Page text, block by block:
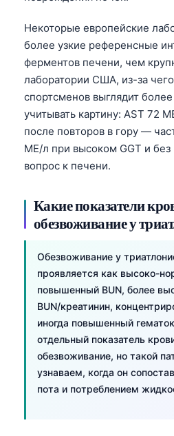
Некоторые европейские
более узкие референсные
ферментов печени, чем
лаборатории США, из-за
спортсменов выглядит
учитывать картину: AST 72
после повторов в гору —
МЕ/л при высоком GGT и без
вопрос к печени.
Какие показатели
обезвоживание у
Обезвоживание у
проявляется как высоко-
повышенный BUN, более
BUN/креатинин,
иногда повышенный
отдельный показатель
обезвоживание, но такой
узнаваем, когда он
пота и потреблением